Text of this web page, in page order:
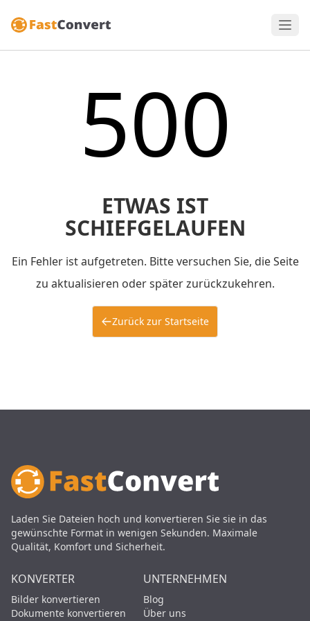
500
ETWAS IST
SCHIEFGELAUFEN
Ein Fehler ist aufgetreten. Bitte versuchen Sie, die Seite
zu aktualisieren oder später zurückzukehren.
Zurück zur Startseite
Laden Sie Dateien hoch und konvertieren Sie sie in das
gewünschte Format in wenigen Sekunden. Maximale
Qualität, Komfort und Sicherheit.
KONVERTER
Bilder konvertieren
Dokumente konvertieren
UNTERNEHMEN
Blog
Über uns